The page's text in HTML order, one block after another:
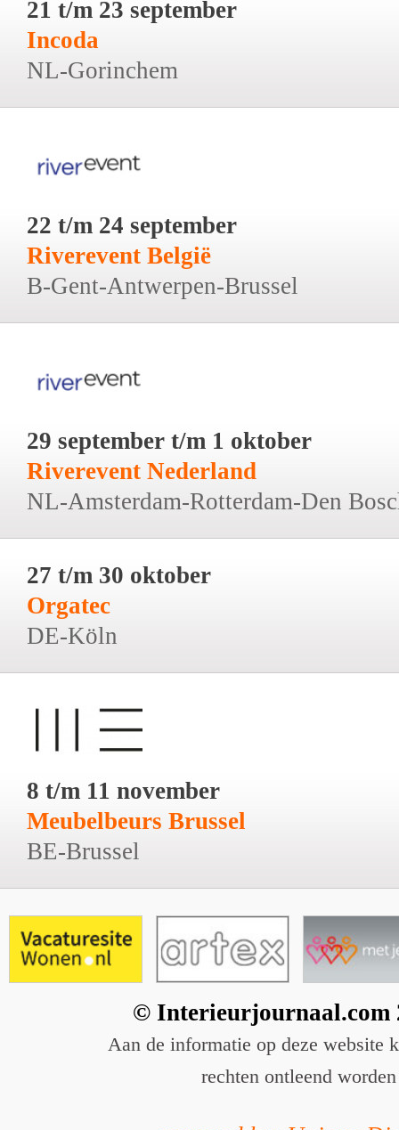
21 t/m 23 september
Incoda
NL-Gorinchem
22 t/m 24 september
Riverevent België
B-Gent-Antwerpen-Brussel
29 september t/m 1 oktober
Riverevent Nederland
NL-Amsterdam-Rotterdam-Den
27 t/m 30 oktober
Orgatec
DE-Köln
8 t/m 11 november
Meubelbeurs Brussel
BE-Brussel
© Interieurjournaal.com
Aan de informatie op deze website
rechten ontleend worden